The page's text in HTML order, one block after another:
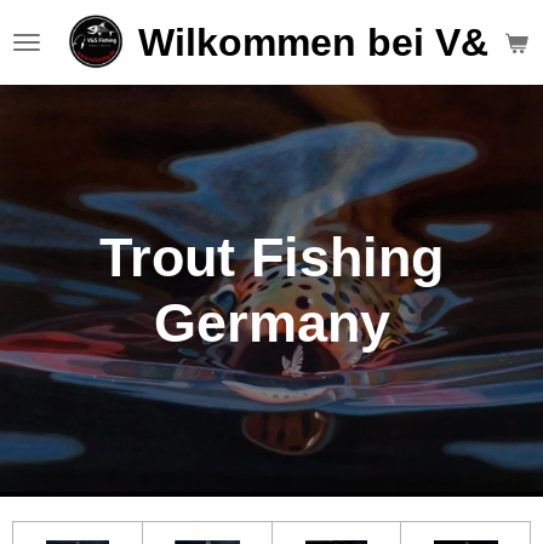
Hauptinhalt
Wilkommen bei V&S
Trout Fishing
Germany